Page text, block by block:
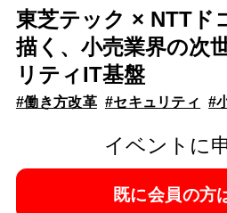
東芝テック × NTTド
描く、小売業界の次
リティIT基盤
#働き方改革 #セキュリティ #
イベントに
既に会員の方